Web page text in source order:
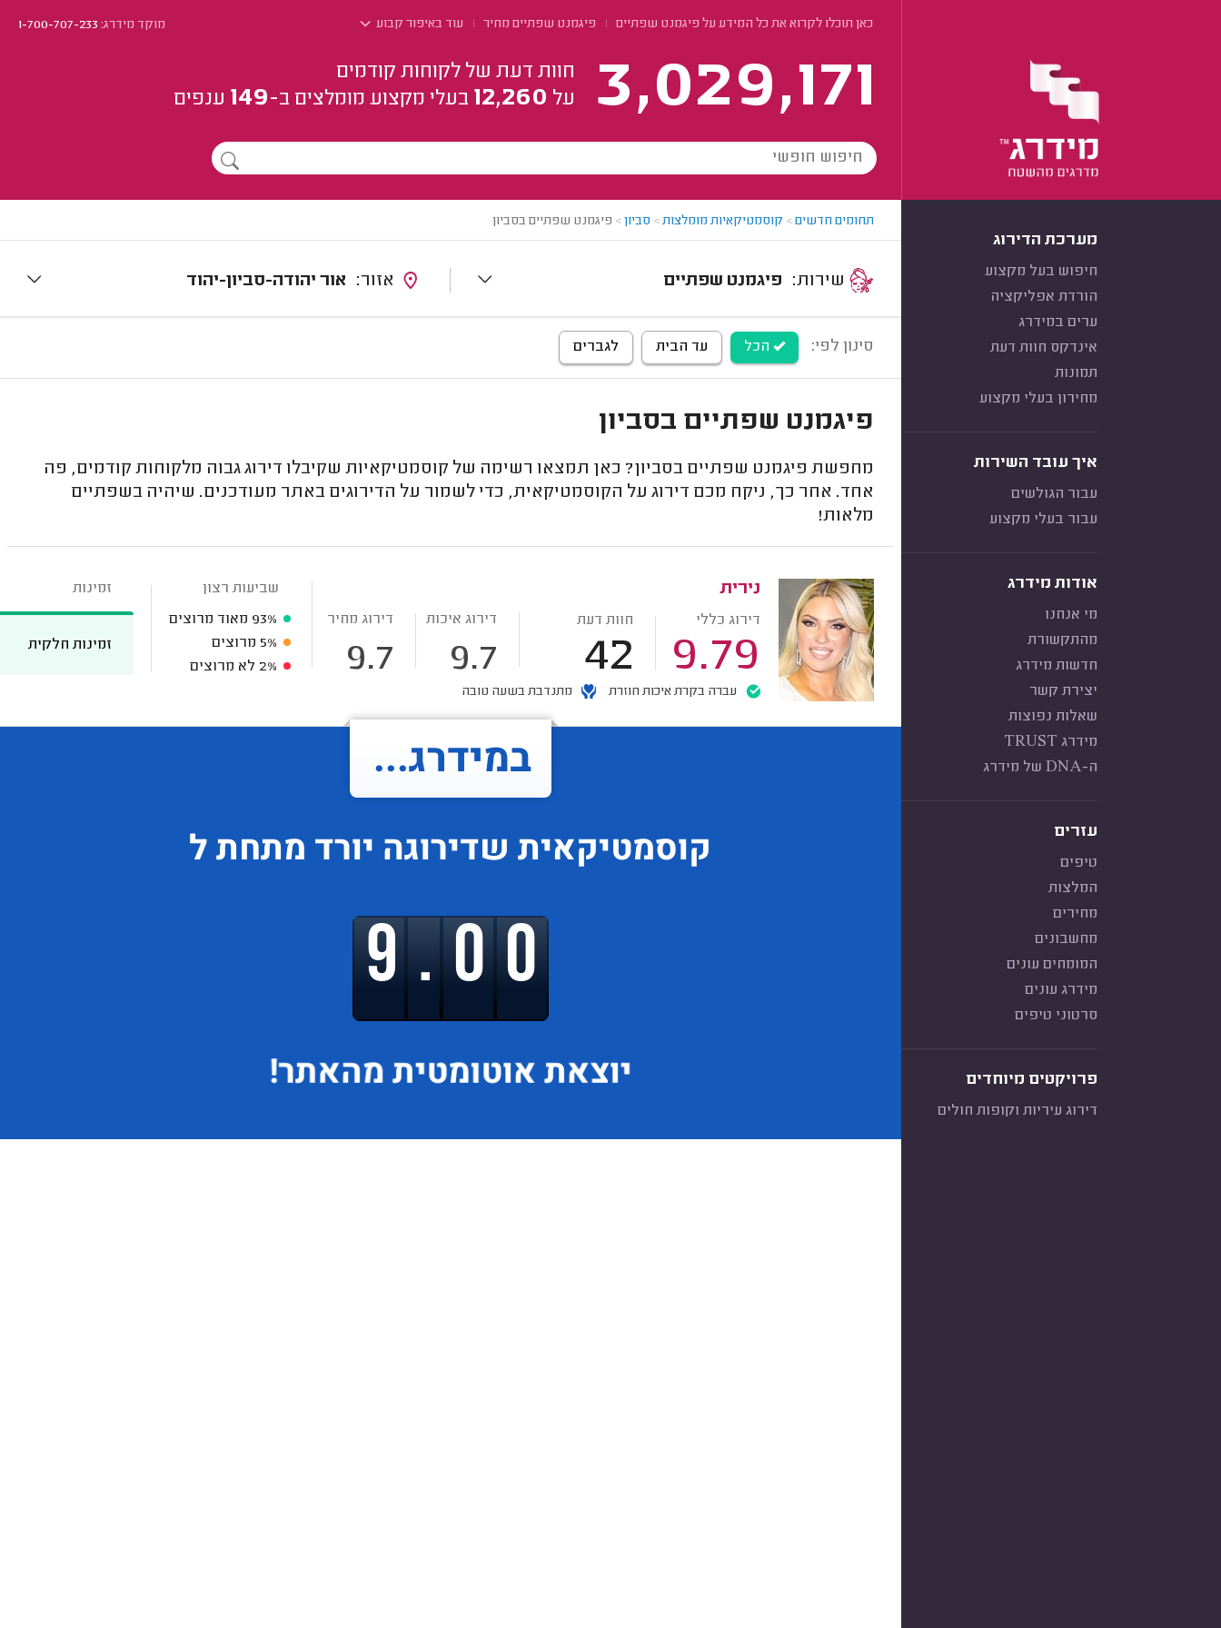
כאן תוכלו לקרוא את כל המידע על פיגמנט שפתיים פיגמנט שפתיים מחיר עוד באיפור קבוע מוקד מידרג:1-700-707-233
3,029,171
חוות דעת של לקוחות קודמים
על 12,260 בעלי מקצוע מומלצים ב-149 ענפים
מערכת הדירוג
חיפוש בעל מקצוע
הורדת אפליקציה
ערים במידרג
אינדקס חוות דעת
תמונות
מחירון בעלי מקצוע
איך עובד השירות
עבור הגולשים
עבור בעלי מקצוע
אודות מידרג
מי אנחנו
מהתקשורת
חדשות מידרג
יצירת קשר
שאלות נפוצות
מידרג TRUST
ה-DNA של מידרג
עזרים
טיפים
המלצות
מחירים
מחשבונים
המומחים עונים
מידרג עונים
סרטוני טיפים
פרויקטים מיוחדים
דירוג עיריות וקופות חולים
תחומים חדשים> קוסמטיקאיות מומלצות> סביון> פיגמנט שפתיים בסביון
פיגמנט שפתיים אור יהודה-סביון-יהוד
סינון לפי: הכל עד הבית לגברים
פיגמנט שפתיים בסביון
מחפשת פיגמנט שפתיים בסביון? כאן תמצאו רשימה של קוסמטיקאיות שקיבלו דירוג גבוה מלקוחות קודמים, פה
אחד. אחר כך, ניקח מכם דירוג על הקוסמטיקאית, כדי לשמור על הדירוגים באתר מעודכנים. שיהיה בשפתיים
מלאות!
נירית
דירוג כללי
9.79
חוות דעת
42
דירוג איכות
9.7
דירוג מחיר
9.7
עברה בקרת איכות חוזרת מתנדבת בשעה טובה
שביעות רצון
93% מאוד מרוצים
5% מרוצים
2% לא מרוצים
זמינות
זמינות חלקית
במידרג...
קוסמטיקאית שדירוגה יורד מתחת ל
9.00
יוצאתאוטומטית מהאתר!